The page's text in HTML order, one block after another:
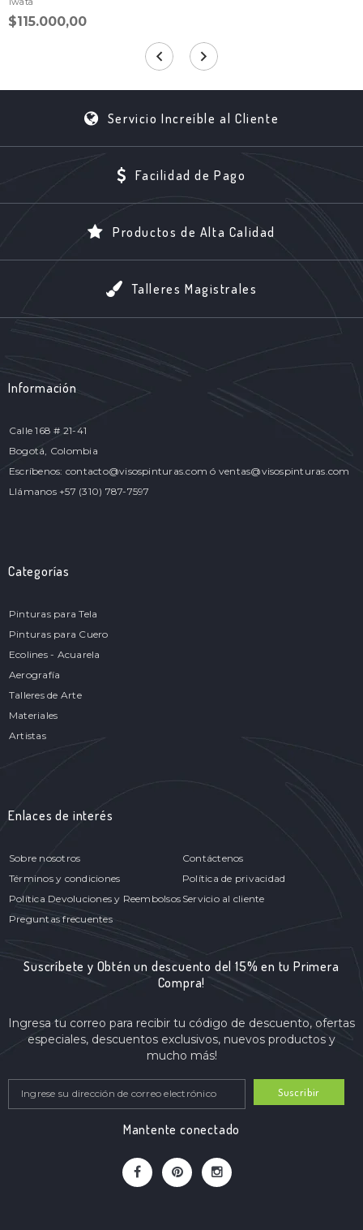
$115.000,00
Servicio Increíble al Cliente
Facilidad de Pago
Productos de Alta Calidad
Talleres Magistrales
Información
Calle 168 # 21-41
Bogotá, Colombia
Escríbenos: contacto@visospinturas.com ó ventas@visospinturas.com
Llámanos +57 (310) 787-7597
Categorías
Pinturas para Tela
Pinturas para Cuero
Ecolines - Acuarela
Aerografía
Talleres de Arte
Materiales
Artistas
Enlaces de interés
Sobre nosotros
Contáctenos
Términos y condiciones
Política de privacidad
Política Devoluciones y Reembolsos Servicio al cliente
Preguntas frecuentes
Suscríbete y Obtén un descuento del 15% en tu Primera
Compra!
Ingresa tu correo para recibir tu código de descuento, ofertas
especiales, descuentos exclusivos, nuevos productos y
mucho más!
Suscribir
Mantente conectado